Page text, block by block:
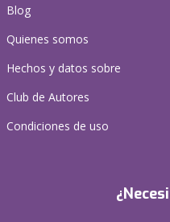
Blog
Quienes somos
Hechos y datos sobre
Club de Autores
Condiciones de uso